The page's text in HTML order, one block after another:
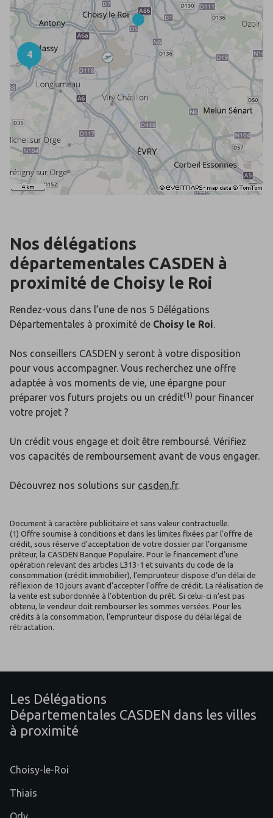
4
Nos délégations
départementales CASDEN à
proximité de Choisy le Roi
Rendez-vous dans l’une de nos 5 Délégations
Départementales à proximité de Choisy le Roi.
Nos conseillers CASDEN y seront à votre disposition
pour vous accompagner. Vous recherchez une offre
adaptée à vos moments de vie, une épargne pour
préparer vos futurs projets ou un crédit(1) pour financer
votre projet ?
Un crédit vous engage et doit être remboursé. Vérifiez
vos capacités de remboursement avant de vous engager.
Découvrez nos solutions sur casden.fr.
Document à caractère publicitaire et sans valeur contractuelle.
(1) Offre soumise à conditions et dans les limites fixées par l’offre de
crédit, sous réserve d’acceptation de votre dossier par l’organisme
prêteur, la CASDEN Banque Populaire. Pour le financement d’une
opération relevant des articles L313-1 et suivants du code de la
consommation (crédit immobilier), l’emprunteur dispose d’un délai de
réflexion de 10 jours avant d’accepter l’offre de crédit. La réalisation de
la vente est subordonnée à l’obtention du prêt. Si celui-ci n’est pas
obtenu, le vendeur doit rembourser les sommes versées. Pour les
crédits à la consommation, l’emprunteur dispose du délai légal de
rétractation.
Les Délégations
Départementales CASDEN dans les villes
à proximité
Choisy-le-Roi
Thiais